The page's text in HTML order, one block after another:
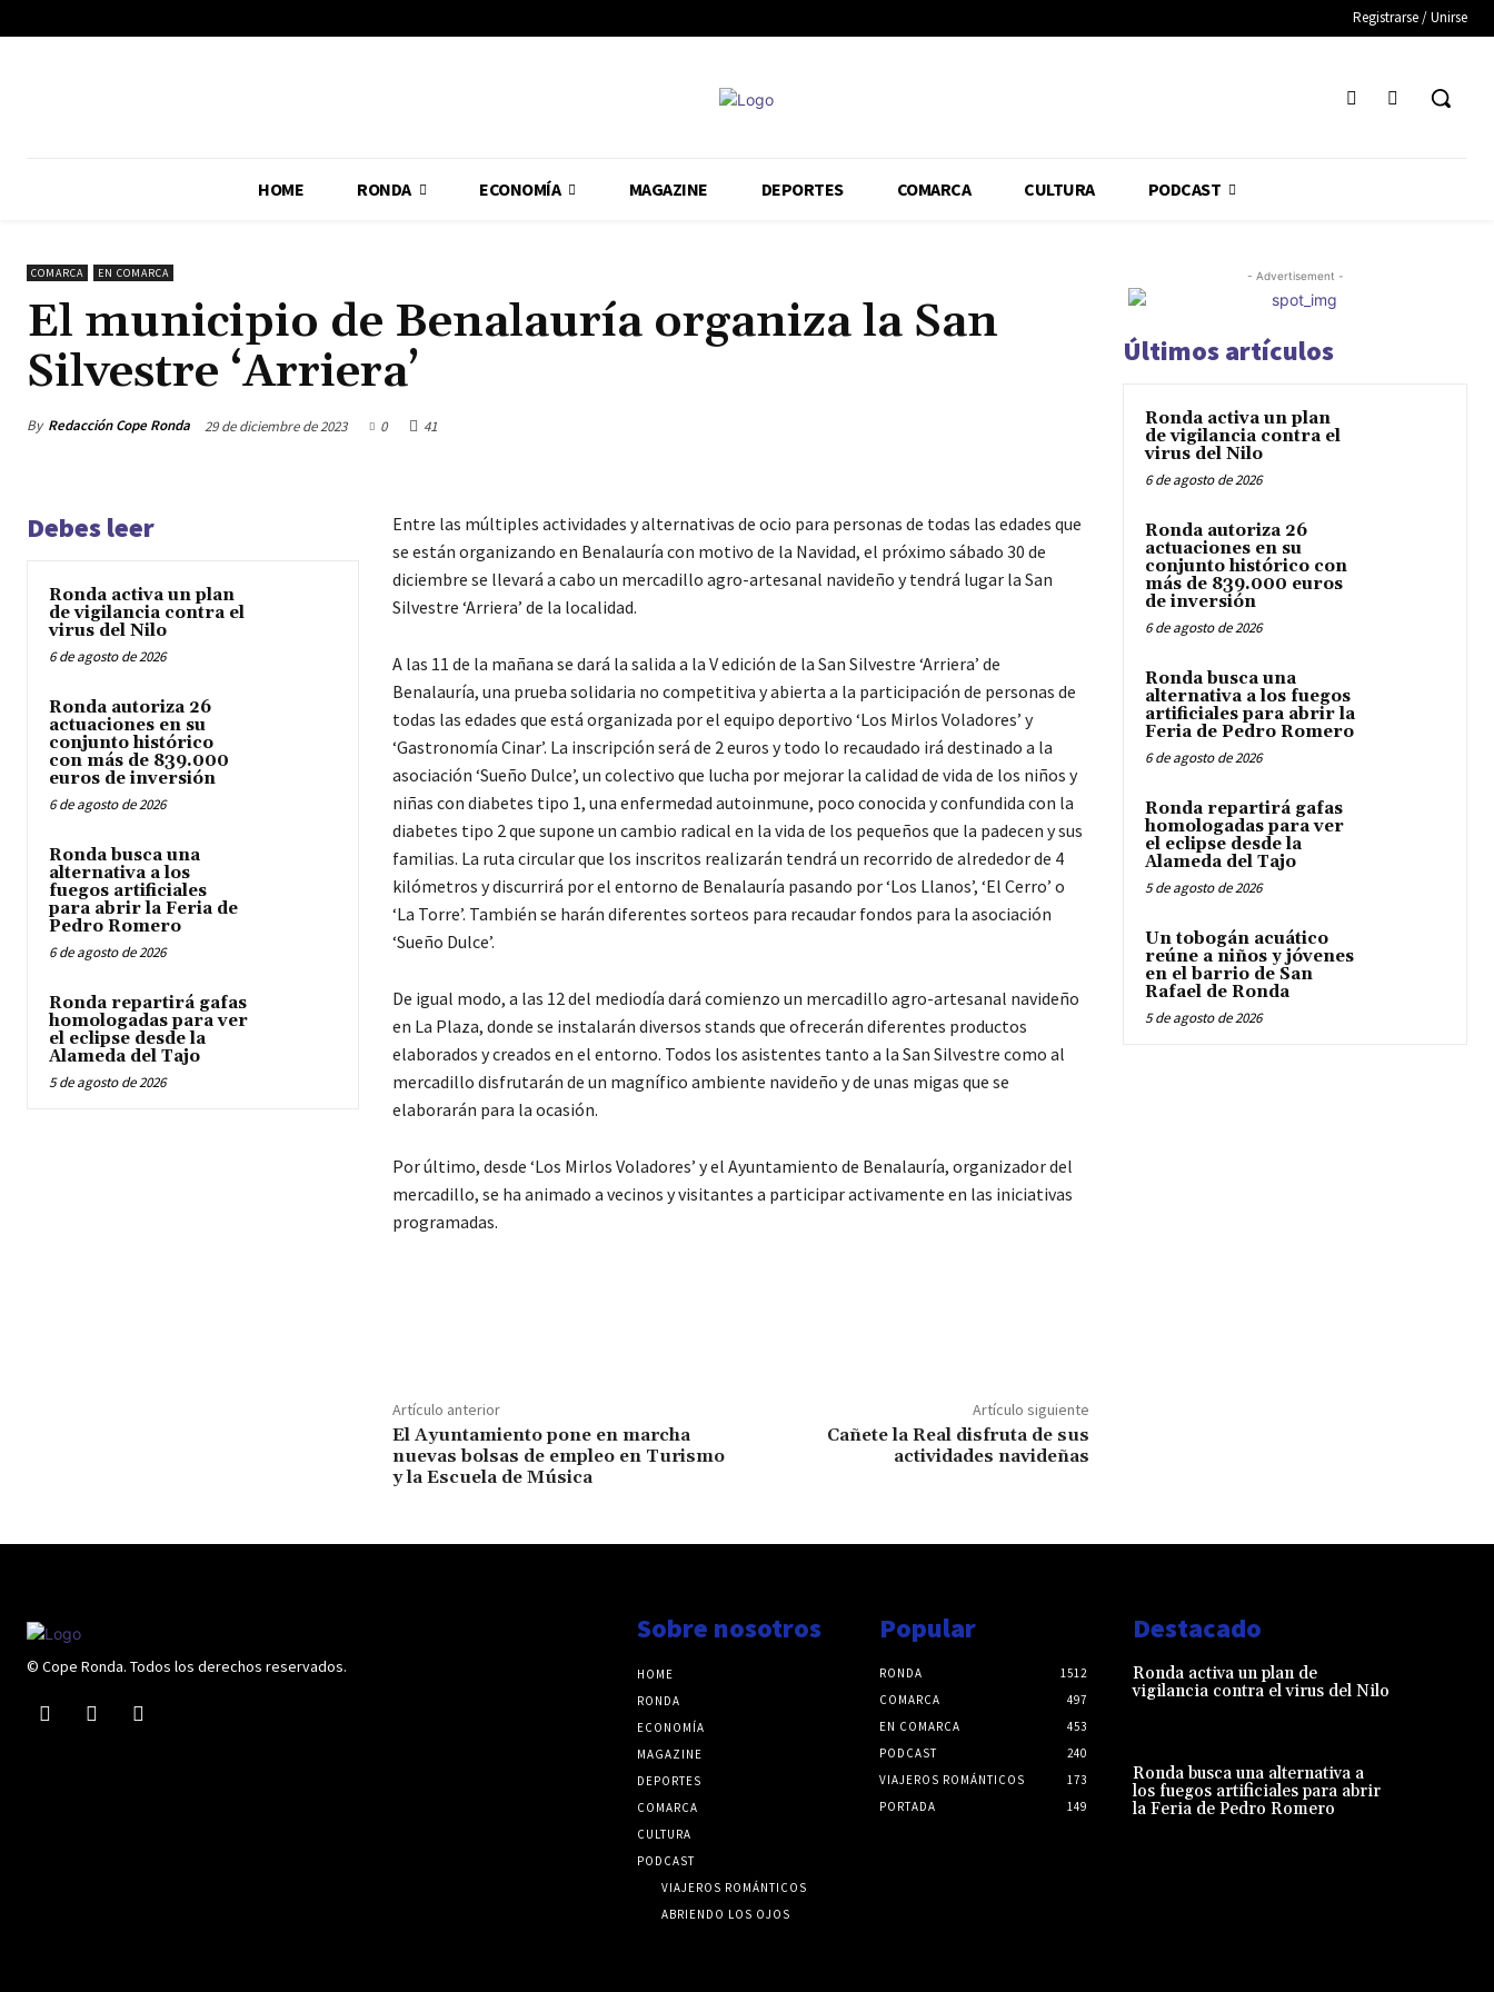
Registrarse / Unirse
HOME RONDA ECONOMÍA MAGAZINE DEPORTES COMARCA CULTURA PODCAST
COMARCA EN COMARCA
El municipio de Benalauría organiza la San
Silvestre ‘Arriera’
By Redacción Cope Ronda 29 de diciembre de 2023 0 41
Debes leer
Ronda activa un plan
de vigilancia contra el
virus del Nilo
6 de agosto de 2026
Ronda autoriza 26
actuaciones en su
conjunto histórico
con más de 839.000
euros de inversión
6 de agosto de 2026
Ronda busca una
alternativa a los
fuegos artificiales
para abrir la Feria de
Pedro Romero
6 de agosto de 2026
Ronda repartirá gafas
homologadas para ver
el eclipse desde la
Alameda del Tajo
5 de agosto de 2026
Entre las múltiples actividades y alternativas de ocio para personas de todas las edades que
se están organizando en Benalauría con motivo de la Navidad, el próximo sábado 30 de
diciembre se llevará a cabo un mercadillo agro-artesanal navideño y tendrá lugar la San
Silvestre ‘Arriera’ de la localidad.
A las 11 de la mañana se dará la salida a la V edición de la San Silvestre ‘Arriera’ de
Benalauría, una prueba solidaria no competitiva y abierta a la participación de personas de
todas las edades que está organizada por el equipo deportivo ‘Los Mirlos Voladores’ y
‘Gastronomía Cinar’. La inscripción será de 2 euros y todo lo recaudado irá destinado a la
asociación ‘Sueño Dulce’, un colectivo que lucha por mejorar la calidad de vida de los niños y
niñas con diabetes tipo 1, una enfermedad autoinmune, poco conocida y confundida con la
diabetes tipo 2 que supone un cambio radical en la vida de los pequeños que la padecen y sus
familias. La ruta circular que los inscritos realizarán tendrá un recorrido de alrededor de 4
kilómetros y discurrirá por el entorno de Benalauría pasando por ‘Los Llanos’, ‘El Cerro’ o
‘La Torre’. También se harán diferentes sorteos para recaudar fondos para la asociación
‘Sueño Dulce’.
De igual modo, a las 12 del mediodía dará comienzo un mercadillo agro-artesanal navideño
en La Plaza, donde se instalarán diversos stands que ofrecerán diferentes productos
elaborados y creados en el entorno. Todos los asistentes tanto a la San Silvestre como al
mercadillo disfrutarán de un magnífico ambiente navideño y de unas migas que se
elaborarán para la ocasión.
Por último, desde ‘Los Mirlos Voladores’ y el Ayuntamiento de Benalauría, organizador del
mercadillo, se ha animado a vecinos y visitantes a participar activamente en las iniciativas
programadas.
Artículo anterior
El Ayuntamiento pone en marcha
nuevas bolsas de empleo en Turismo
y la Escuela de Música
Artículo siguiente
Cañete la Real disfruta de sus
actividades navideñas
- Advertisement -
Últimos artículos
Ronda activa un plan
de vigilancia contra el
virus del Nilo
6 de agosto de 2026
Ronda autoriza 26
actuaciones en su
conjunto histórico con
más de 839.000 euros
de inversión
6 de agosto de 2026
Ronda busca una
alternativa a los fuegos
artificiales para abrir la
Feria de Pedro Romero
6 de agosto de 2026
Ronda repartirá gafas
homologadas para ver
el eclipse desde la
Alameda del Tajo
5 de agosto de 2026
Un tobogán acuático
reúne a niños y jóvenes
en el barrio de San
Rafael de Ronda
5 de agosto de 2026
© Cope Ronda. Todos los derechos reservados.
Sobre nosotros
HOME
RONDA
ECONOMÍA
MAGAZINE
DEPORTES
COMARCA
CULTURA
PODCAST
VIAJEROS ROMÁNTICOS
ABRIENDO LOS OJOS
Popular
RONDA
1512
COMARCA
497
EN COMARCA
453
PODCAST
240
VIAJEROS ROMÁNTICOS
173
PORTADA
149
Destacado
Ronda activa un plan de
vigilancia contra el virus del Nilo
Ronda busca una alternativa a
los fuegos artificiales para abrir
la Feria de Pedro Romero